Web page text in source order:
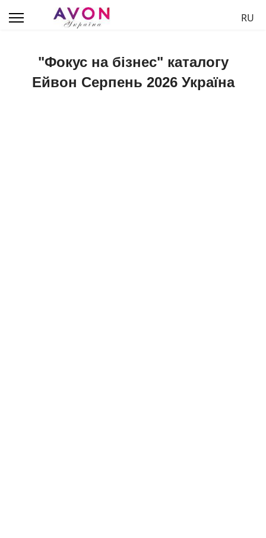
RU
"Фокус на бізнес" каталогу
Ейвон Серпень 2026 Україна